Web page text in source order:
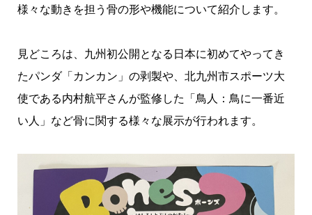
様々な動きを担う骨の形や機能について紹介します。
見どころは、九州初公開となる日本に初めてやってき
たパンダ「カンカン」の剥製や、北九州市スポーツ大
使である内村航平さんが監修した「鳥人：鳥に一番近
い人」など骨に関する様々な展示が行われます。